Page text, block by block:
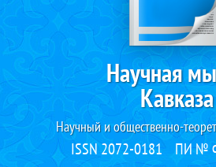
Научная
Кавказа
Научный и общественно-
ISSN 2072-0181 ПИ №